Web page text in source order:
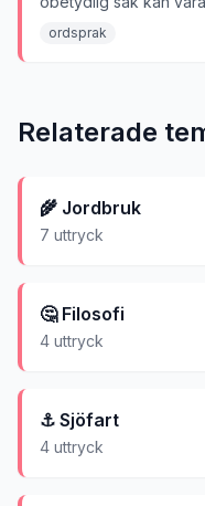
ordsprak
Relaterade
🌾 Jordbruk
7 uttryck
🤔 Filosofi
4 uttryck
⚓ Sjöfart
4 uttryck